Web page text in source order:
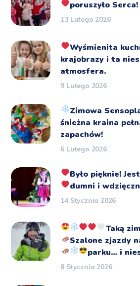
poruszyło Serca!
13 Lutego 2026
Wyśmienita
krajobrazy i ta
atmosfera.
9 Lutego 2026
Zimowa
śnieżna kraina
zapachów!
6 Lutego 2026
Było pięknie!
dumni i
14 Stycznia 2026
Taką
Szalone zjazdy
parku… i
8 Stycznia 2026